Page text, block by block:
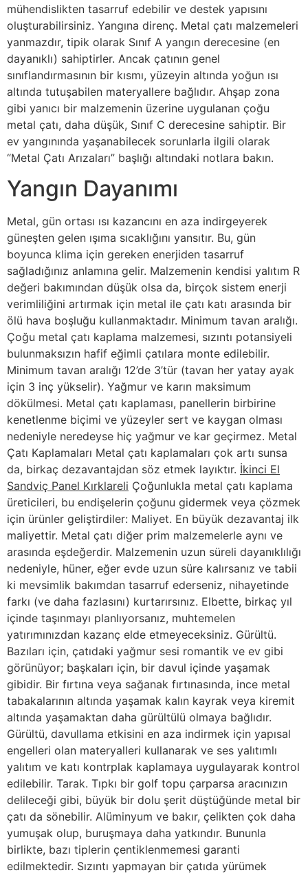
mühendislikten tasarruf edebilir ve destek yapısını
oluşturabilirsiniz. Yangına direnç. Metal çatı malzemeleri
yanmazdır, tipik olarak Sınıf A yangın derecesine (en
dayanıklı) sahiptirler. Ancak çatının genel
sınıflandırmasının bir kısmı, yüzeyin altında yoğun ısı
altında tutuşabilen materyallere bağlıdır. Ahşap zona
gibi yanıcı bir malzemenin üzerine uygulanan çoğu
metal çatı, daha düşük, Sınıf C derecesine sahiptir. Bir
ev yangınında yaşanabilecek sorunlarla ilgili olarak
“Metal Çatı Arızaları” başlığı altındaki notlara bakın.
Yangın Dayanımı
Metal, gün ortası ısı kazancını en aza indirgeyerek
güneşten gelen ışıma sıcaklığını yansıtır. Bu, gün
boyunca klima için gereken enerjiden tasarruf
sağladığınız anlamına gelir. Malzemenin kendisi yalıtım R
değeri bakımından düşük olsa da, birçok sistem enerji
verimliliğini artırmak için metal ile çatı katı arasında bir
ölü hava boşluğu kullanmaktadır. Minimum tavan aralığı.
Çoğu metal çatı kaplama malzemesi, sızıntı potansiyeli
bulunmaksızın hafif eğimli çatılara monte edilebilir.
Minimum tavan aralığı 12’de 3’tür (tavan her yatay ayak
için 3 inç yükselir). Yağmur ve karın maksimum
dökülmesi. Metal çatı kaplaması, panellerin birbirine
kenetlenme biçimi ve yüzeyler sert ve kaygan olması
nedeniyle neredeyse hiç yağmur ve kar geçirmez. Metal
Çatı Kaplamaları Metal çatı kaplamaları çok artı sunsa
da, birkaç dezavantajdan söz etmek layıktır. İkinci El
Sandviç Panel Kırklareli Çoğunlukla metal çatı kaplama
üreticileri, bu endişelerin çoğunu gidermek veya çözmek
için ürünler geliştirdiler: Maliyet. En büyük dezavantaj ilk
maliyettir. Metal çatı diğer prim malzemelerle aynı ve
arasında eşdeğerdir. Malzemenin uzun süreli dayanıklılığı
nedeniyle, hüner, eğer evde uzun süre kalırsanız ve tabii
ki mevsimlik bakımdan tasarruf ederseniz, nihayetinde
farkı (ve daha fazlasını) kurtarırsınız. Elbette, birkaç yıl
içinde taşınmayı planlıyorsanız, muhtemelen
yatırımınızdan kazanç elde etmeyeceksiniz. Gürültü.
Bazıları için, çatıdaki yağmur sesi romantik ve ev gibi
görünüyor; başkaları için, bir davul içinde yaşamak
gibidir. Bir fırtına veya sağanak fırtınasında, ince metal
tabakalarının altında yaşamak kalın kayrak veya kiremit
altında yaşamaktan daha gürültülü olmaya bağlıdır.
Gürültü, davullama etkisini en aza indirmek için yapısal
engelleri olan materyalleri kullanarak ve ses yalıtımlı
yalıtım ve katı kontrplak kaplamaya uygulayarak kontrol
edilebilir. Tarak. Tıpkı bir golf topu çarparsa aracınızın
delileceği gibi, büyük bir dolu şerit düştüğünde metal bir
çatı da sönebilir. Alüminyum ve bakır, çelikten çok daha
yumuşak olup, buruşmaya daha yatkındır. Bununla
birlikte, bazı tiplerin çentiklenmemesi garanti
edilmektedir. Sızıntı yapmayan bir çatıda yürümek